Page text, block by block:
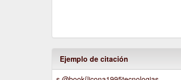
Ejemplo de citación